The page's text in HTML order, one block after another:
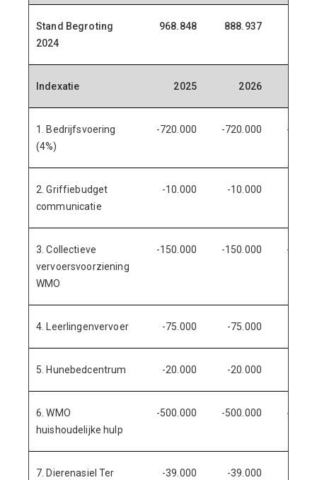
Stand Begroting
2024
968.848 888.937
Indexatie 2025 2026
1. Bedrijfsvoering
(4%)
-720.000 -720.000 -
2. Griffiebudget
communicatie
-10.000 -10.000
3. Collectieve
vervoersvoorziening
WMO
-150.000 -150.000 -
4. Leerlingenvervoer -75.000 -75.000
5. Hunebedcentrum -20.000 -20.000
6. WMO
huishoudelijke hulp
-500.000 -500.000 -
7. Dierenasiel Ter
-39.000 -39.000